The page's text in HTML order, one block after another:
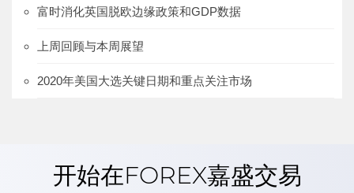
富时消化英国脱欧边缘政策和GDP数据
上周回顾与本周展望
2020年美国大选关键日期和重点关注市场
开始在FOREX嘉盛交易